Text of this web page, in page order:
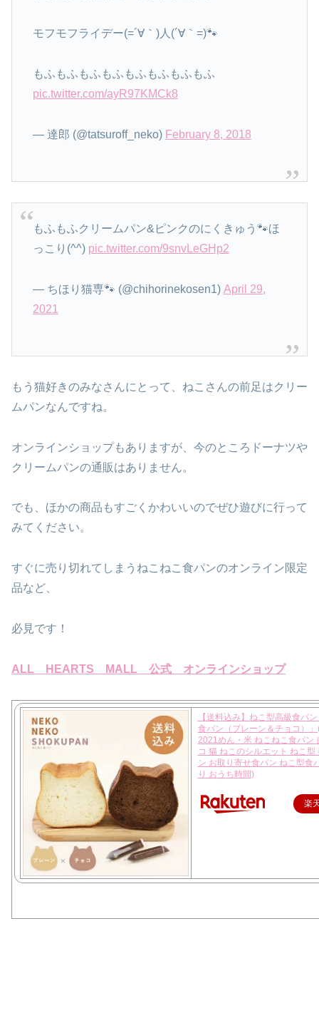
モフモフライデー(=´∀｀)人(´∀｀=)🐾
もふもふもふもふもふもふもふもふ
pic.twitter.com/ayR97KMCk8
— 達郎 (@tatsuroff_neko) February 8, 2018
もふもふクリームパン&ピンクのにくきゅう🐾ほ
っこり(^^) pic.twitter.com/9snvLeGHp2
— ちほり猫専🐾 (@chihorinekosen1) April 29,
2021
もう猫好きのみなさんにとって、ねこさんの前足はクリー
ムパンなんですね。
オンラインショップもありますが、今のところドーナツや
クリームパンの通販はありません。
でも、ほかの商品もすごくかわいいのでぜひ遊びに行って
みてください。
すぐに売り切れてしまうねこねこ食パンのオンライン限定
品など、
必見です！
ALL HEARTS MALL 公式 オンラインショップ
【送料込み】ねこ型高級食パ
食パン（プレーン＆チョコ）
2021めん・米 ねこねこ食パン
コ 猫 ねこのシルエット ねこ型
ン お取り寄せ食パン ねこ型食
り おうち時間)
楽